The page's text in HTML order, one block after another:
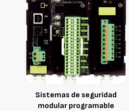
Sistemas de seguridad
modular programable